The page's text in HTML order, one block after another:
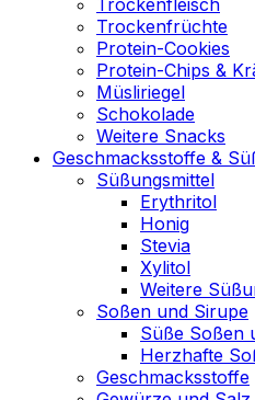
Trockenfrüchte
Protein-Cookies
Protein-Chips &
Müsliriegel
Schokolade
Weitere Snacks
Geschmacksstoffe &
Süßungsmittel
Erythritol
Honig
Stevia
Xylitol
Weitere
Soßen und Sirupe
Süße Soßen
Herzhafte
Geschmacksstoffe